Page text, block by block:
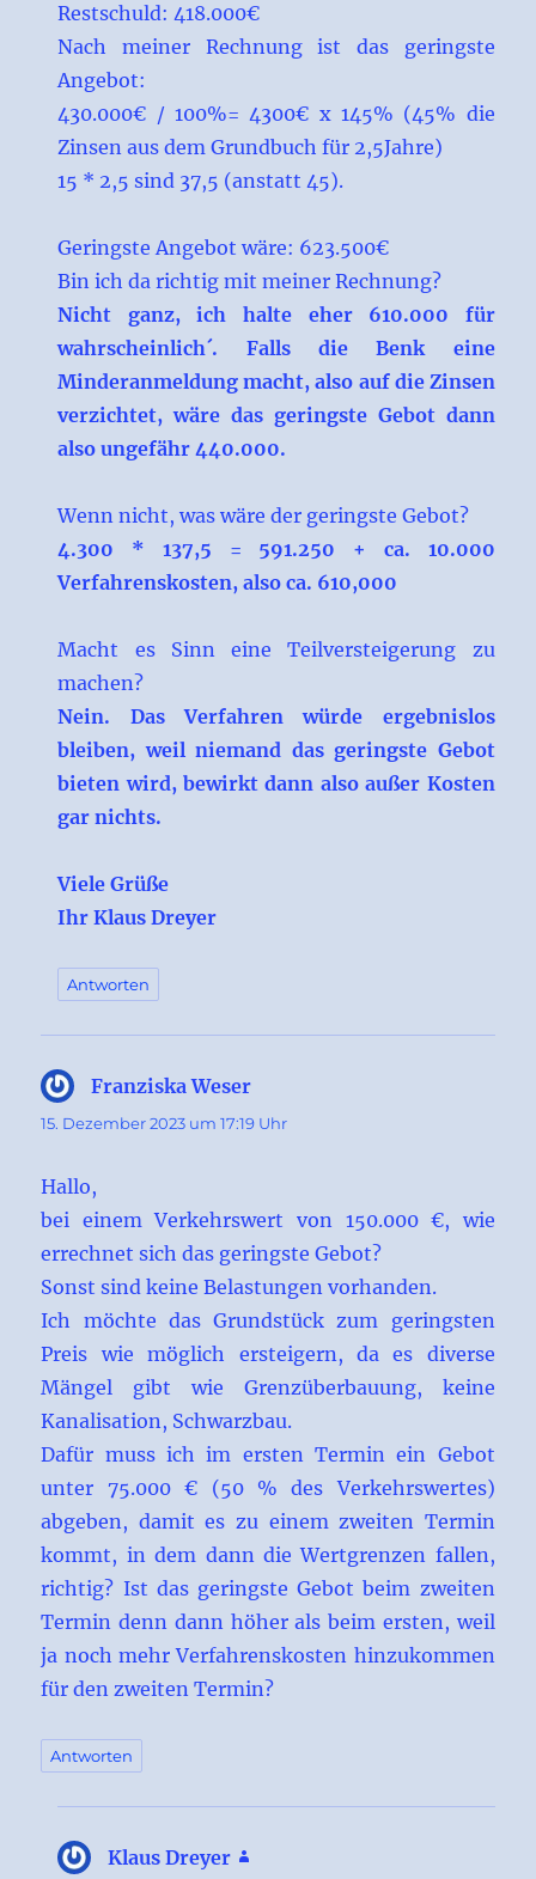
Restschuld: 418.000€
Nach meiner Rechnung ist das geringste
Angebot:
430.000€ / 100%= 4300€ x 145% (45% die
Zinsen aus dem Grundbuch für 2,5Jahre)
15 * 2,5 sind 37,5 (anstatt 45).
Geringste Angebot wäre: 623.500€
Bin ich da richtig mit meiner Rechnung?
Nicht ganz, ich halte eher 610.000 für
wahrscheinlich´. Falls die Benk eine
Minderanmeldung macht, also auf die Zinsen
verzichtet, wäre das geringste Gebot dann
also ungefähr 440.000.
Wenn nicht, was wäre der geringste Gebot?
4.300 * 137,5 = 591.250 + ca. 10.000
Verfahrenskosten, also ca. 610,000
Macht es Sinn eine Teilversteigerung zu
machen?
Nein. Das Verfahren würde ergebnislos
bleiben, weil niemand das geringste Gebot
bieten wird, bewirkt dann also außer Kosten
gar nichts.
Viele Grüße
Ihr Klaus Dreyer
Antworten
Franziska Weser
15. Dezember 2023 um 17:19 Uhr
Hallo,
bei einem Verkehrswert von 150.000 €, wie
errechnet sich das geringste Gebot?
Sonst sind keine Belastungen vorhanden.
Ich möchte das Grundstück zum geringsten
Preis wie möglich ersteigern, da es diverse
Mängel gibt wie Grenzüberbauung, keine
Kanalisation, Schwarzbau.
Dafür muss ich im ersten Termin ein Gebot
unter 75.000 € (50 % des Verkehrswertes)
abgeben, damit es zu einem zweiten Termin
kommt, in dem dann die Wertgrenzen fallen,
richtig? Ist das geringste Gebot beim zweiten
Termin denn dann höher als beim ersten, weil
ja noch mehr Verfahrenskosten hinzukommen
für den zweiten Termin?
Antworten
Klaus Dreyer